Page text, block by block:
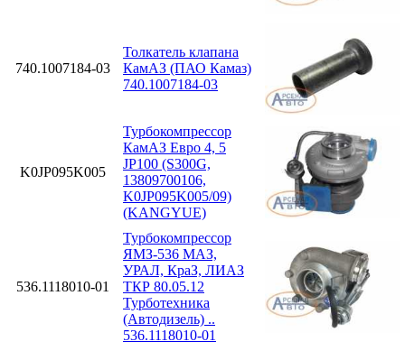
740.1007184-03
Толкатель клапана
КамАЗ (ПАО Камаз)
740.1007184-03
K0JP095K005
Турбокомпрессор
КамАЗ Евро 4, 5
JP100 (S300G,
13809700106,
K0JP095K005/09)
(KANGYUE)
536.1118010-01
Турбокомпрессор
ЯМЗ-536 МАЗ,
УРАЛ, КраЗ, ЛИАЗ
ТКР 80.05.12
Турботехника
(Автодизель) ..
536.1118010-01